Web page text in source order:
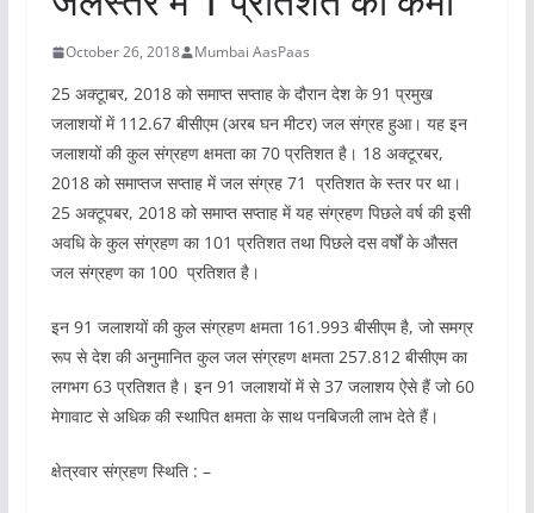
October 26, 2018 Mumbai AasPaas
25 अक्टूाबर, 2018 को समाप्त सप्ताह के दौरान देश के 91 प्रमुख
जलाशयों में 112.67 बीसीएम (अरब घन मीटर) जल संग्रह हुआ। यह इन
जलाशयों की कुल संग्रहण क्षमता का 70 प्रतिशत है। 18 अक्टूरबर,
2018 को समाप्तज सप्ताह में जल संग्रह 71 प्रतिशत के स्तर पर था।
25 अक्टूपबर, 2018 को समाप्त सप्ताह में यह संग्रहण पिछले वर्ष की इसी
अवधि के कुल संग्रहण का 101 प्रतिशत तथा पिछले दस वर्षों के औसत
जल संग्रहण का 100 प्रतिशत है।
इन 91 जलाशयों की कुल संग्रहण क्षमता 161.993 बीसीएम है, जो समग्र
रूप से देश की अनुमानित कुल जल संग्रहण क्षमता 257.812 बीसीएम का
लगभग 63 प्रतिशत है। इन 91 जलाशयों में से 37 जलाशय ऐसे हैं जो 60
मेगावाट से अधिक की स्थापित क्षमता के साथ पनबिजली लाभ देते हैं।
क्षेत्रवार संग्रहण स्थिति : –